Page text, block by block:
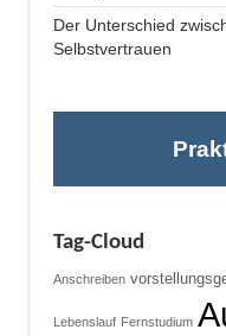
Der Unterschied
Selbstvertrauen
Tag-Cloud
Anschreiben
Lebenslauf Fernstudium